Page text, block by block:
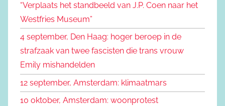
a
r
:
n
“Verplaats het standbeeld van J.P. Coen naar het
Westfries Museum”
4 september, Den Haag: hoger beroep in de
strafzaak van twee fascisten die trans vrouw
Emily mishandelden
12 september, Amsterdam: klimaatmars
10 oktober, Amsterdam: woonprotest